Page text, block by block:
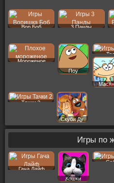
Вор Боб 3 Панды
Мороженое
Поу
Тачки 2
Скуби Ду
Игры по
Гача Лайф
Кошки